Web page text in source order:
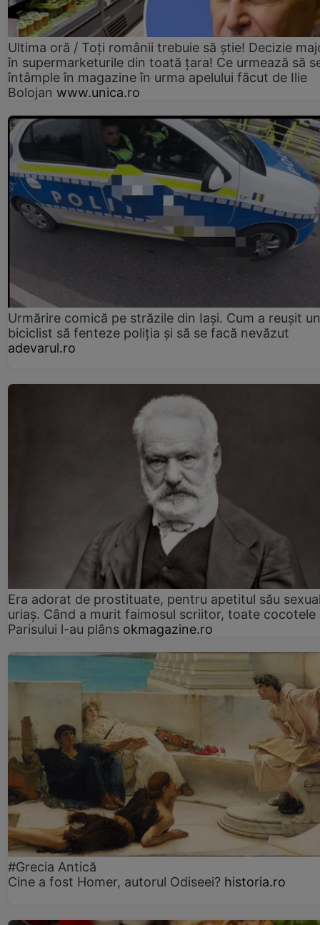
Ultima oră / Toți românii trebuie să știe! Decizie
în supermarketurile din toată țara! Ce urmează să
întâmple în magazine în urma apelului făcut de Ilie
Bolojan www.unica.ro
Urmărire comică pe străzile din Iași. Cum a reușit un
biciclist să fenteze poliția și să se facă nevăzut
adevarul.ro
Era adorat de prostituate, pentru apetitul său
uriaș. Când a murit faimosul scriitor, toate cocotele
Parisului l-au plâns okmagazine.ro
#Grecia Antică
Cine a fost Homer, autorul Odiseei? historia.ro